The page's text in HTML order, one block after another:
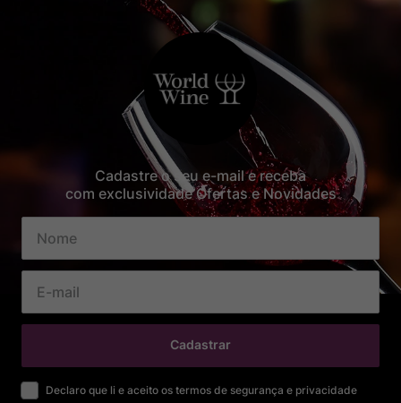
Cadastre o seu e-mail e receba
com exclusividade Ofertas e Novidades
Cadastrar
Declaro que li e aceito os termos de segurança e privacidade